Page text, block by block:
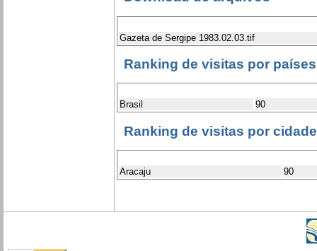
Gazeta de Sergipe 1983.02.03.tif
Ranking de visitas por países
Brasil 90
Ranking de visitas por
Aracaju 90